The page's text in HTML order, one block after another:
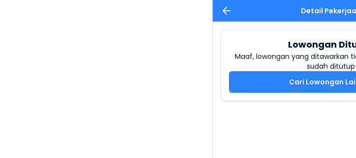
Detail
Lowongan
Maaf, lowongan yang ditawarkan
sudah ditutup
Cari Lowongan